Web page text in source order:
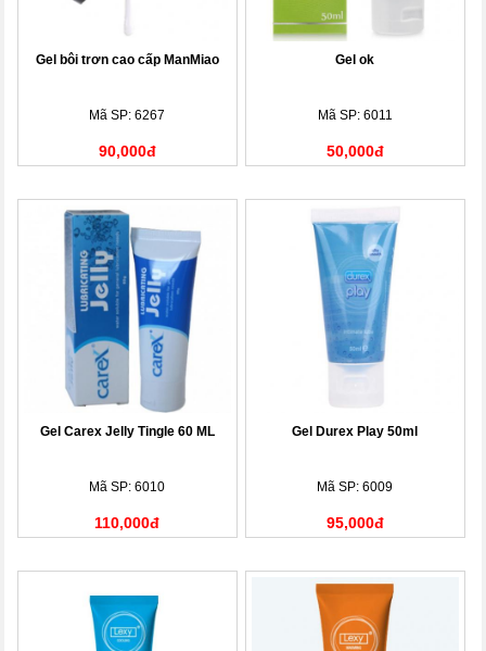
Gel bôi trơn cao cấp ManMiao
Mã SP: 6267
90,000đ
Gel ok
Mã SP: 6011
50,000đ
Gel Carex Jelly Tingle 60 ML
Mã SP: 6010
110,000đ
Gel Durex Play 50ml
Mã SP: 6009
95,000đ